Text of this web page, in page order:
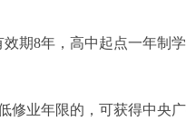
8年，高中起点一年制学
业年限的，可获得中央广